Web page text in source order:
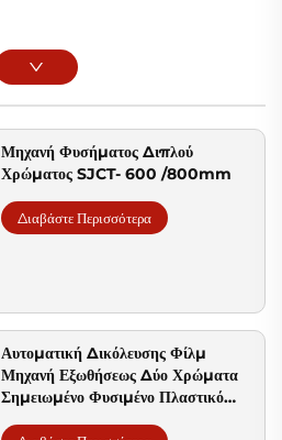
Μηχανή Φυσήματος Διπλού
Χρώματος SJCT- 600 /800mm
Διαβάστε Περισσότερα
Αυτοματική Δικόλευσης Φίλμ
Μηχανή Εξωθήσεως Δύο Χρώματα
Σημειωμένο Φυσιμένο Πλαστικό